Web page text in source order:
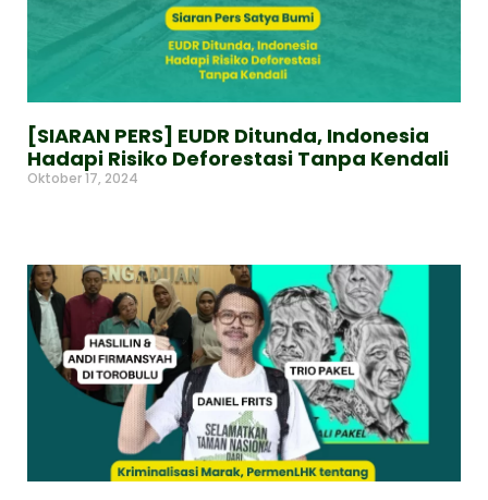
[SIARAN PERS] EUDR Ditunda, Indonesia
Hadapi Risiko Deforestasi Tanpa Kendali
Oktober 17, 2024